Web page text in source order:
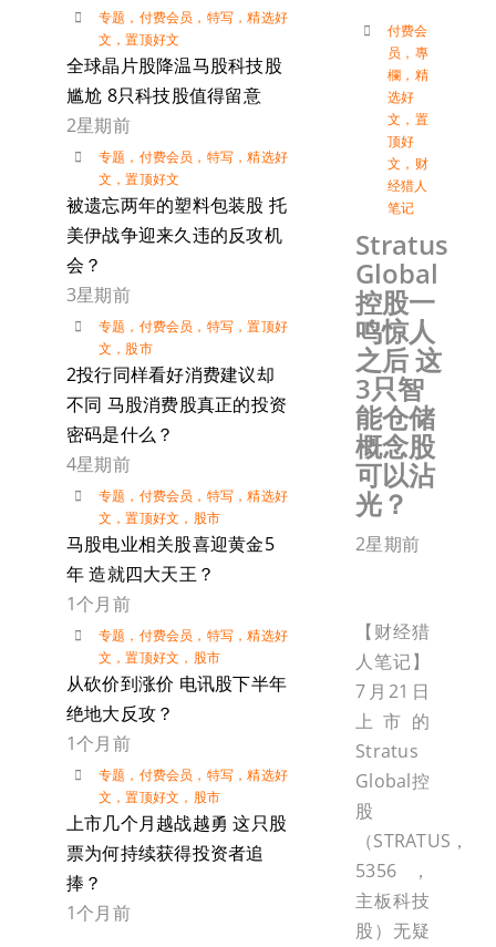
专题 ， 付费会员 ， 特写 ，精选好
文 ，置顶好文
全球晶片股降温马股科技股
尴尬 8只科技股值得留意
2星期前
专题 ， 付费会员 ， 特写 ，精选好
文 ，置顶好文
被遗忘两年的塑料包装股 托
美伊战争迎来久违的反攻机
会？
3星期前
专题 ， 付费会员 ， 特写 ，置顶好
文 ， 股市
2投行同样看好消费建议却
不同 马股消费股真正的投资
密码是什么？
4星期前
专题 ， 付费会员 ， 特写 ，精选好
文 ，置顶好文 ， 股市
马股电业相关股喜迎黄金5
年 造就四大天王？
1个月前
专题 ， 付费会员 ， 特写 ，精选好
文 ，置顶好文 ， 股市
从砍价到涨价 电讯股下半年
绝地大反攻？
1个月前
专题 ， 付费会员 ， 特写 ，精选好
文 ，置顶好文 ， 股市
上市几个月越战越勇 这只股
票为何持续获得投资者追
捧？
1个月前
付费会
员 ， 專
欄 ， 精
选好
文 ， 置
顶好
文 ， 财
经猎人
笔记
Stratus
Global
控股一
鸣惊人
之后 这
3只智
能仓储
概念股
可以沾
光？
2星期前
【财经猎
人笔记】
7月21日
上市的
Stratus
Global控
股
（STRATUS，
5356，
主板科技
股）无疑